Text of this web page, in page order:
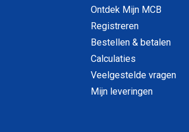
Ontdek Mijn MCB
Registreren
Bestellen & betalen
Calculaties
Veelgestelde vragen
Mijn leveringen